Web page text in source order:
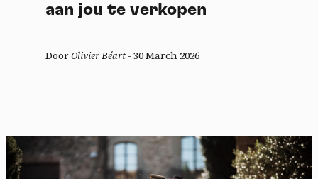
aan jou te verkopen
DoorOlivier Béart- 30 March 2026